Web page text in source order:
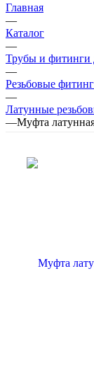
Главная
—
Каталог
—
Трубы и фитинги
—
Резьбовые
—
Латунные
—Муфта